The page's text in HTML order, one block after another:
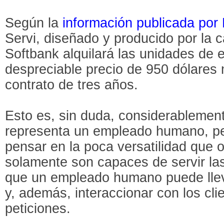
Según la información publicada por
Servi, diseñado y producido por la
Softbank alquilará las unidades de
despreciable precio de 950 dólares
contrato de tres años.
Esto es, sin duda,
representa un empleado humano,
pensar en la poca versatilidad que
solamente son capaces de servir
que un empleado humano puede
y, además, interaccionar con los
peticiones.